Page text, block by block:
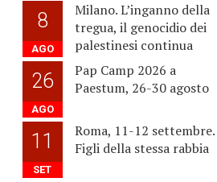
8
AGO
Milano. L’inganno della
tregua, il genocidio dei
palestinesi continua
26
AGO
Pap Camp 2026 a
Paestum, 26-30 agosto
11
SET
Roma, 11-12 settembre.
Figli della stessa rabbia